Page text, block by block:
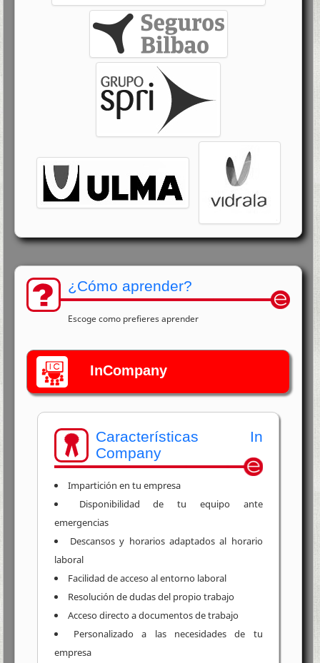
¿Cómo aprender?
Escoge como prefieres aprender
InCompany
Características In
Company
Impartición en tu empresa
Disponibilidad de tu equipo ante
emergencias
Descansos y horarios adaptados al horario
laboral
Facilidad de acceso al entorno laboral
Resolución de dudas del propio trabajo
Acceso directo a documentos de trabajo
Personalizado a las necesidades de tu
empresa